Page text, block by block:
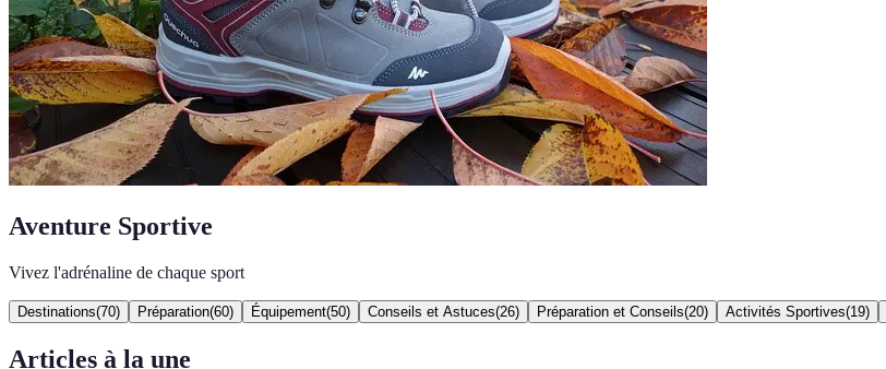
Aventure Sportive
Vivez l'adrénaline de chaque sport
Destinations(70) Préparation(60) Équipement(50) Conseils et Astuces(26) Préparation et Conseils(20) Activités Sportives(19)
Articles à la une